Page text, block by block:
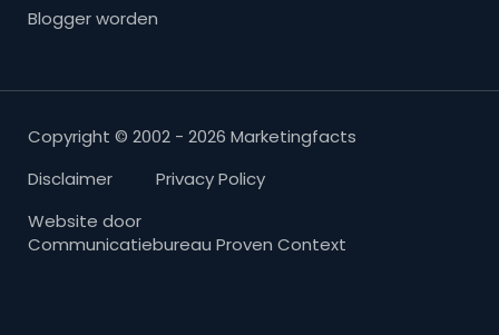
Blogger worden
Copyright © 2002 - 2026 Marketingfacts
Disclaimer
Privacy Policy
Website door
Communicatiebureau Proven Context